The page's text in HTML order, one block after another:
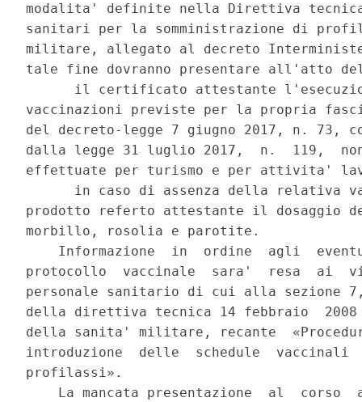
modalita' definite nella Direttiva
sanitari per la somministrazione di
militare, allegato al decreto
tale fine dovranno presentare all'atto
il certificato attestante
vaccinazioni previste per la propria
del decreto-legge 7 giugno 2017, n. 73,
dalla legge 31 luglio 2017,  n.  119,
effettuate per turismo e per attivita'
in caso di assenza della relativa
prodotto referto attestante il dosaggio
morbillo, rosolia e parotite.
Informazione  in  ordine  agli
protocollo  vaccinale  sara'  resa  ai
personale sanitario di cui alla sezione
della direttiva tecnica 14 febbraio
della sanita' militare, recante
introduzione  delle  schedule
profilassi».
La mancata presentazione  al  corso